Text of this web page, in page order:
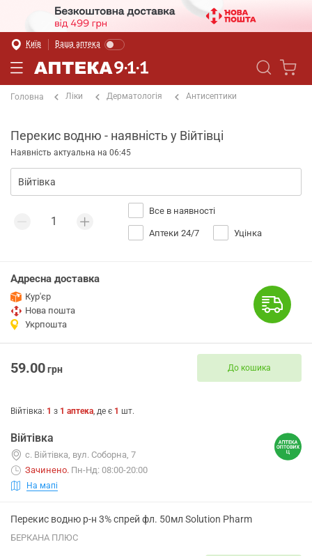
Київ Ваша аптека
Головна Ліки Дерматологія Антисептики
Перекис водню - наявність у Війтівці
Наявність актуальна на 06:45
Все в наявності
Аптеки 24/7 Уцінка
Адресна доставка
Кур'єр
Нова пошта
Укрпошта
59.00грн До кошика
Війтівка: 1 з 1 аптека, де є 1 шт.
Війтівка
с. Війтівка, вул. Соборна, 7
Зачинено. Пн-Нд: 08:00-20:00
На мапі
Перекис водню р-н 3% спрей фл. 50мл Solution Pharm
БЕРКАНА ПЛЮС